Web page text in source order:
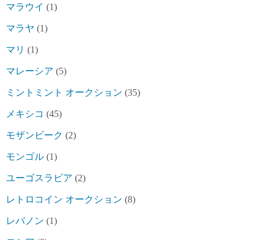
マラウイ (1)
マラヤ (1)
マリ (1)
マレーシア (5)
ミントミント オークション (35)
メキシコ (45)
モザンビーク (2)
モンゴル (1)
ユーゴスラビア (2)
レトロコイン オークション (8)
レバノン (1)